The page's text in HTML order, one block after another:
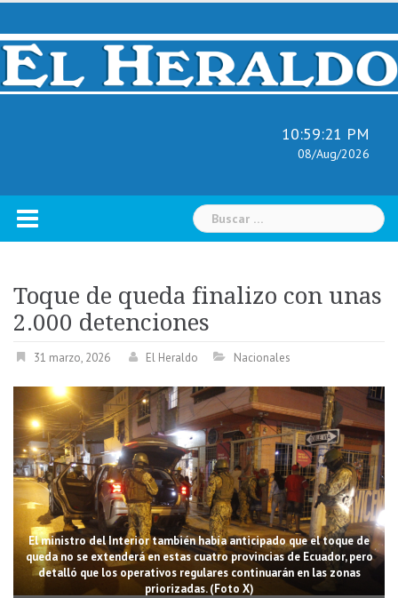
Skip
content
10:59:22 PM
08/Aug/2026
Buscar:
Toque de queda finalizo con unas
2.000 detenciones
31 marzo, 2026 El Heraldo Nacionales
El ministro del Interior también había anticipado que el toque de
queda no se extenderá en estas cuatro provincias de Ecuador, pero
detalló que los operativos regulares continuarán en las zonas
priorizadas. (Foto X)